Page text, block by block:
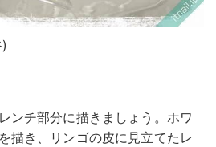
ンチ部分に描きましょう。ホワ
描き、リンゴの皮に見立てたレ